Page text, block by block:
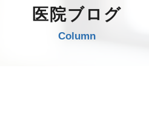
医院ブログ
Column